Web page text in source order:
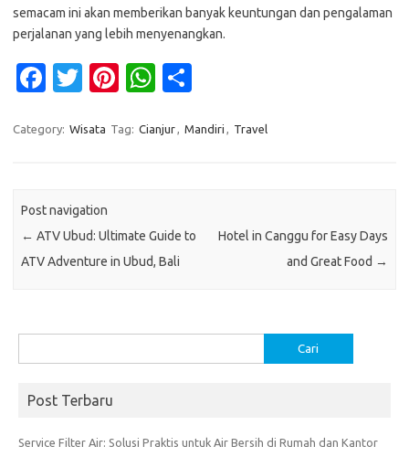
semacam ini akan memberikan banyak keuntungan dan pengalaman
perjalanan yang lebih menyenangkan.
Fa
e
o
k
T
it
Pi
er
W
at
p
p
ar
Category: Wisata Tag: Cianjur, Mandiri , Travel
Post navigation
← ATV Ubud: Ultimate Guide to
ATV Adventure in Ubud, Bali
Hotel in Canggu for Easy Days
and Great Food →
untuk:
Post Terbaru
Service Filter Air: Solusi Praktis untuk Air Bersih di Rumah dan Kantor